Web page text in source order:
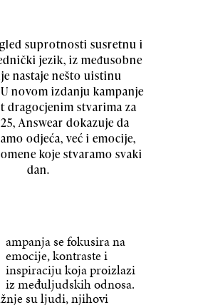
suprotnosti susretnu i
jezik, iz međusobne
nastaje nešto uistinu
novom izdanju kampanje
dragocjenim stvarima za
Answear dokazuje da
odjeća, već i emocije,
koje stvaramo svaki
dan.
ampanja se fokusira na
emocije, kontraste i
inspiraciju koja proizlazi
iz međuljudskih odnosa.
su ljudi, njihovi